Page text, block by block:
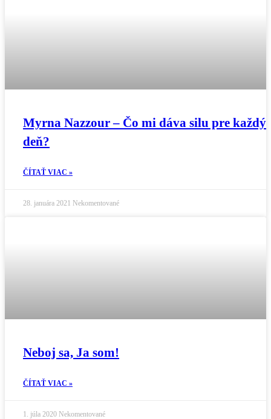
Myrna Nazzour – Čo mi dáva silu pre každý
deň?
ČÍTAŤ VIAC »
28. januára 2021 Nekomentované
Neboj sa, Ja som!
ČÍTAŤ VIAC »
1. júla 2020 Nekomentované